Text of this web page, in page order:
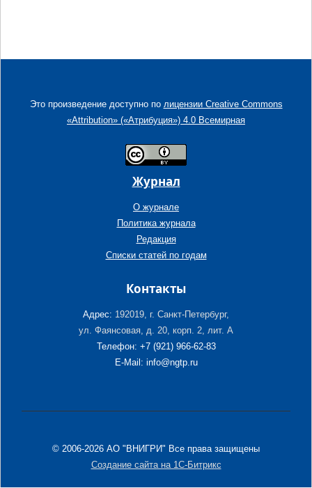
Это произведение доступно по лицензии Creative Commons
«Attribution» («Атрибуция») 4.0 Всемирная
Журнал
О журнале
Политика журнала
Редакция
Списки статей по годам
Контакты
Адрес: 192019, г. Санкт-Петербург,
ул. Фаянсовая, д. 20, корп. 2, лит. А
Телефон: +7 (921) 966-62-83
E-Mail: info@ngtp.ru
© 2006-2026 АО "ВНИГРИ" Все права защищены
Создание сайта на 1С-Битрикс